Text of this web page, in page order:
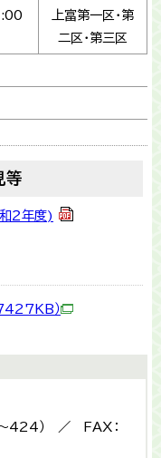
上富第一区・第
二区・第三区
等
２年度)
7427KB）
424） ／ FAX：